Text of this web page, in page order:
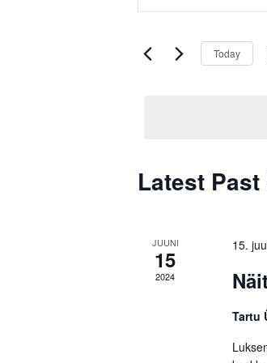
Views
Events
Today
Latest
JUUNI
15
2024
15.
Tartu